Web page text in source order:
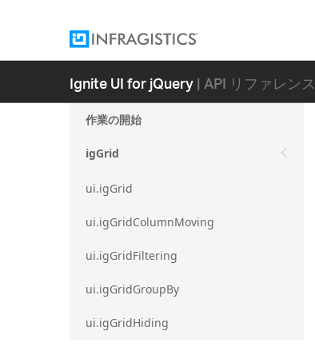
Ignite UI for jQuery| API リファレンス
作業の開始
igGrid
ui.igGrid
ui.igGridColumnMoving
ui.igGridFiltering
ui.igGridGroupBy
ui.igGridHiding